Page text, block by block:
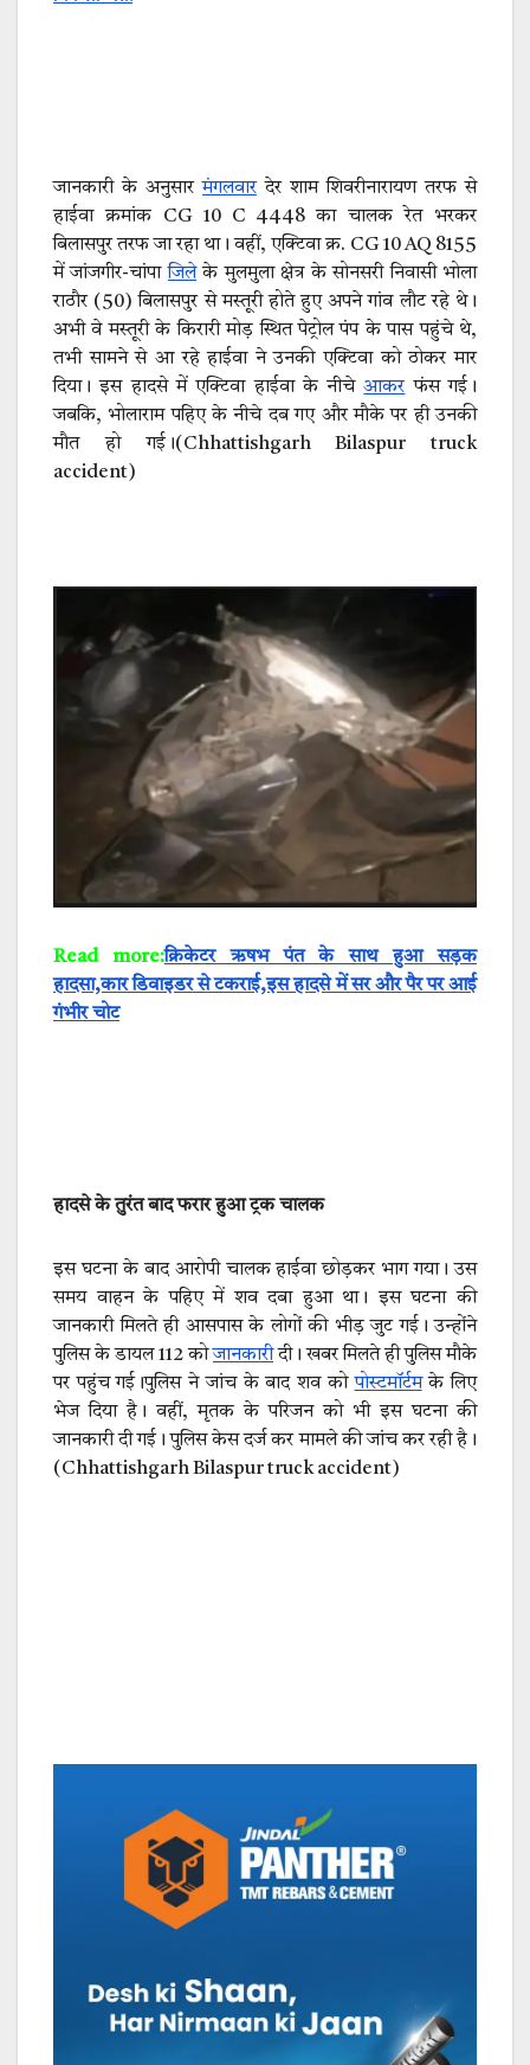
जानकारी के अनुसारमंगलवारदेर शाम शिवरीनारायण तरफ से
हाईवा क्रमांक CG 10 C 4448 का चालक रेत भरकर
बिलासपुर तरफ जा रहा था। वहीं, एक्टिवा क्र. CG 10 AQ 8155
में जांजगीर-चांपाजिलेके मुलमुला क्षेत्र के सोनसरी निवासी भोला
राठौर (50) बिलासपुर से मस्तूरी होते हुए अपने गांव लौट रहे थे।
अभी वे मस्तूरी के किरारी मोड़ स्थित पेट्रोल पंप के पास पहुंचे थे,
तभी सामने से आ रहे हाईवा ने उनकी एक्टिवा को ठोकर मार
दिया। इस हादसे में एक्टिवा हाईवा के नीचेआकरफंस गई।
जबकि, भोलाराम पहिए के नीचे दब गए और मौके पर ही उनकी
मौत हो गई।(Chhattishgarh Bilaspur truck
accident)
Read more:क्रिकेटर ऋषभ पंत के साथ हुआ सड़क
हादसा,कार डिवाइडर से टकराई,इस हादसे में सर और पैर पर आई
गंभीर चोट
हादसे के तुरंत बाद फरार हुआ ट्रक चालक
इस घटना के बाद आरोपी चालक हाईवा छोड़कर भाग गया। उस
समय वाहन के पहिए में शव दबा हुआ था। इस घटना की
जानकारी मिलते ही आसपास के लोगों की भीड़ जुट गई। उन्होंने
पुलिस के डायल 112 कोजानकारीदी। खबर मिलते ही पुलिस मौके
पर पहुंच गई।पुलिस ने जांच के बाद शव कोपोस्टमॉर्टमके लिए
भेज दिया है। वहीं, मृतक के परिजन को भी इस घटना की
जानकारी दी गई। पुलिस केस दर्ज कर मामले की जांच कर रही है।
(Chhattishgarh Bilaspur truck accident)